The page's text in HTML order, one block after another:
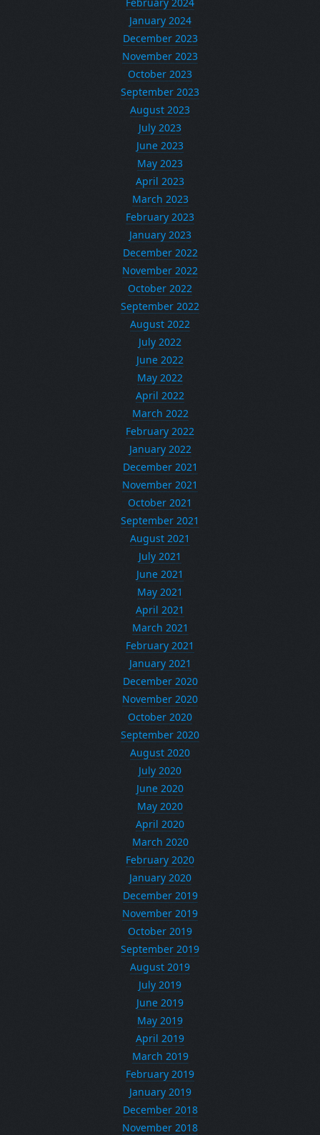
January 2024
December 2023
November 2023
October 2023
September 2023
August 2023
July 2023
June 2023
May 2023
April 2023
March 2023
February 2023
January 2023
December 2022
November 2022
October 2022
September 2022
August 2022
July 2022
June 2022
May 2022
April 2022
March 2022
February 2022
January 2022
December 2021
November 2021
October 2021
September 2021
August 2021
July 2021
June 2021
May 2021
April 2021
March 2021
February 2021
January 2021
December 2020
November 2020
October 2020
September 2020
August 2020
July 2020
June 2020
May 2020
April 2020
March 2020
February 2020
January 2020
December 2019
November 2019
October 2019
September 2019
August 2019
July 2019
June 2019
May 2019
April 2019
March 2019
February 2019
January 2019
December 2018
November 2018